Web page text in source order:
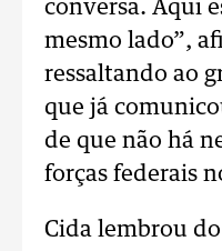
conversa. Aqui
mesmo lado”,
ressaltando ao
que já
de que não há
forças federais
Cida lembrou